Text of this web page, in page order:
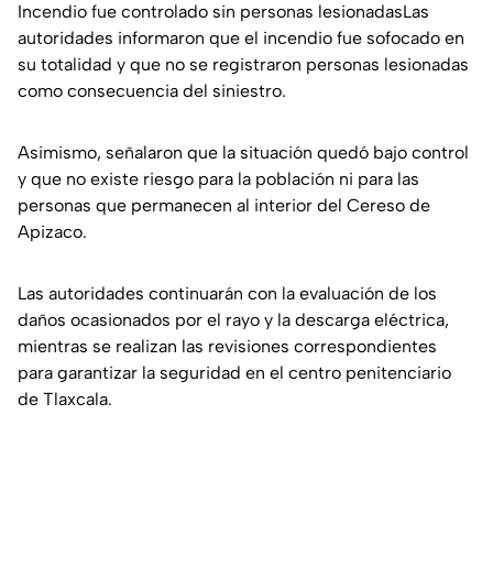
Incendio fue controlado sin personas lesionadasLas
autoridades informaron que el incendio fue sofocado en
su totalidad y que no se registraron personas lesionadas
como consecuencia del siniestro.
Asimismo, señalaron que la situación quedó bajo control
y que no existe riesgo para la población ni para las
personas que permanecen al interior del Cereso de
Apizaco.
Las autoridades continuarán con la evaluación de los
daños ocasionados por el rayo y la descarga eléctrica,
mientras se realizan las revisiones correspondientes
para garantizar la seguridad en el centro penitenciario
de Tlaxcala.